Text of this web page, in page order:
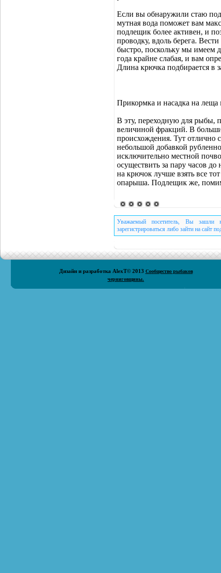
Если вы обнаружили стаю
мутная вода поможет вам
подлещик более активен, и
проводку, вдоль берега.
быстро, поскольку мы имеем
года крайне слабая, и вам
Длина крючка подбирается в
Прикормка и насадка на леща
В эту, переходную для рыбы,
величиной фракций. В
происхождения. Тут отлично
небольшой добавкой
исключительно местной
осуществить за пару часов
на крючок лучше взять все
опарыша. Подлещик же,
Уважаемый посетитель, Вы зашли
зарегистрироваться либо зайти на сайт
Дизайн и разработка AlexT© 2013 Сообщество рыбаков
черниговщины.